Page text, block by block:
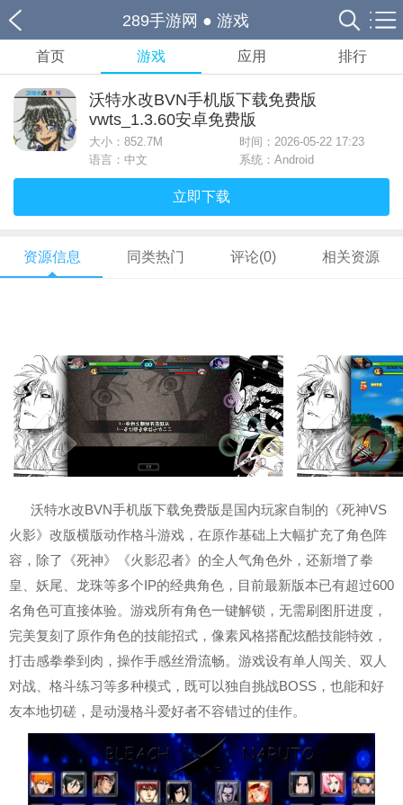
289手游网 ● 游戏
首页 游戏 应用 排行
沃特水改BVN手机版下载免费版
vwts_1.3.60安卓免费版
大小： 852.7M
时间：2026-05-22 17:23
语言：中文
系统：Android
立即下载
资源信息 同类热门 评论(0) 相关资源
沃特水改BVN手机版下载免费版是国内玩家自制的《死神VS
火影》改版横版动作格斗游戏，在原作基础上大幅扩充了角色阵
容，除了《死神》《火影忍者》的全人气角色外，还新增了拳
皇、妖尾、龙珠等多个IP的经典角色，目前最新版本已有超过600
名角色可直接体验。游戏所有角色一键解锁，无需刷图肝进度，
完美复刻了原作角色的技能招式，像素风格搭配炫酷技能特效，
打击感拳拳到肉，操作手感丝滑流畅。游戏设有单人闯关、双人
对战、格斗练习等多种模式，既可以独自挑战BOSS，也能和好
友本地切磋，是动漫格斗爱好者不容错过的佳作。